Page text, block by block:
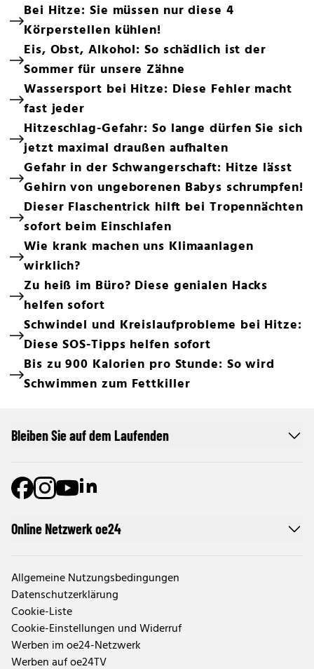
Bei Hitze: Sie müssen nur diese 4
Körperstellen kühlen!
Eis, Obst, Alkohol: So schädlich ist der
Sommer für unsere Zähne
Wassersport bei Hitze: Diese Fehler macht
fast jeder
Hitzeschlag-Gefahr: So lange dürfen Sie sich
jetzt maximal draußen aufhalten
Gefahr in der Schwangerschaft: Hitze lässt
Gehirn von ungeborenen Babys schrumpfen!
Dieser Flaschentrick hilft bei Tropennächten
sofort beim Einschlafen
Wie krank machen uns Klimaanlagen
wirklich?
Zu heiß im Büro? Diese genialen Hacks
helfen sofort
Schwindel und Kreislaufprobleme bei Hitze:
Diese SOS-Tipps helfen sofort
Bis zu 900 Kalorien pro Stunde: So wird
Schwimmen zum Fettkiller
Online Netzwerk oe24
Allgemeine Nutzungsbedingungen
Datenschutzerklärung
Cookie-Liste
Cookie-Einstellungen und Widerruf
Werben im oe24-Netzwerk
Werben auf oe24TV
Bleiben Sie auf dem Laufenden